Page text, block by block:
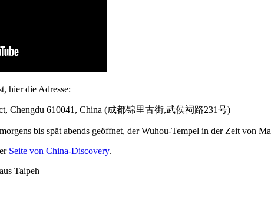
hier die Adresse:
Chengdu 610041, China (成都锦里古街,武侯祠路231号)
bis spät abends geöffnet, der Wuhou-Tempel in der Zeit von
Seite von China-Discovery.
Taipeh